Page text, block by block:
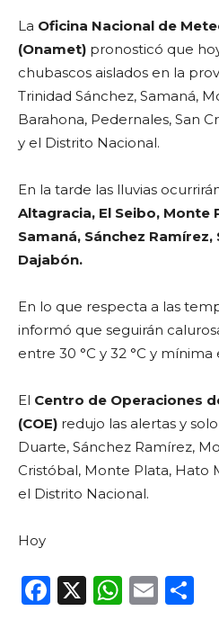
c
e
b
o
o
k
a
ts
A
p
p
ai
l
p
ti
La Oficina Nacional de
(Onamet) pronosticó que
chubascos aislados en la
Trinidad Sánchez, Samaná,
Barahona, Pedernales, San
y el Distrito Nacional.
En la tarde las lluvias
Altagracia, El Seibo, Monte
Samaná, Sánchez Ramírez,
Dajabón.
En lo que respecta a las
informó que seguirán
entre 30 °C y 32 °C y mínima
El Centro de Operaciones
(COE) redujo las alertas y
Duarte, Sánchez Ramírez,
Cristóbal, Monte Plata, Hato
el Distrito Nacional.
Hoy
F
X
W E